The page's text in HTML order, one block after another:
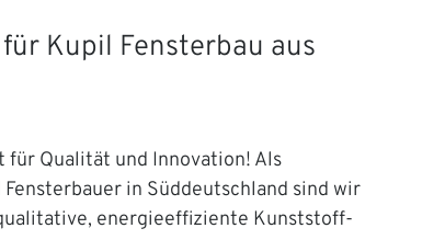
Kupil Fensterbau aus
für Qualität und Innovation! Als
in Süddeutschland sind wir
energieeffiziente Kunststoff-